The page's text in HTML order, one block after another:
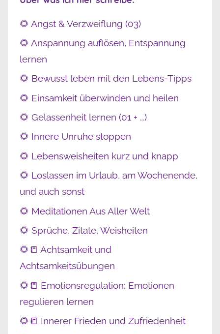
🌻 Angst & Verzweiflung (03)
🌻 Anspannung auflösen, Entspannung
lernen
🌻 Bewusst leben mit den Lebens-Tipps
🌻 Einsamkeit überwinden und heilen
🌻 Gelassenheit lernen (01 + …)
🌻 Innere Unruhe stoppen
🌻 Lebensweisheiten kurz und knapp
🌻 Loslassen im Urlaub, am Wochenende,
und auch sonst
🌻 Meditationen Aus Aller Welt
🌻 Sprüche, Zitate, Weisheiten
🌻📒 Achtsamkeit und
Achtsamkeitsübungen
🌻📒 Emotionsregulation: Emotionen
regulieren lernen
🌻📒 Innerer Frieden und Zufriedenheit